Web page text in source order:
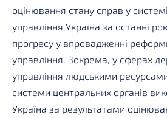
оцінювання стану справ у
управління Україна за останні
прогресу у впровадженні
управління. Зокрема, у сферах
управління людськими ресурсами
системи центральних органів
Україна за результатами